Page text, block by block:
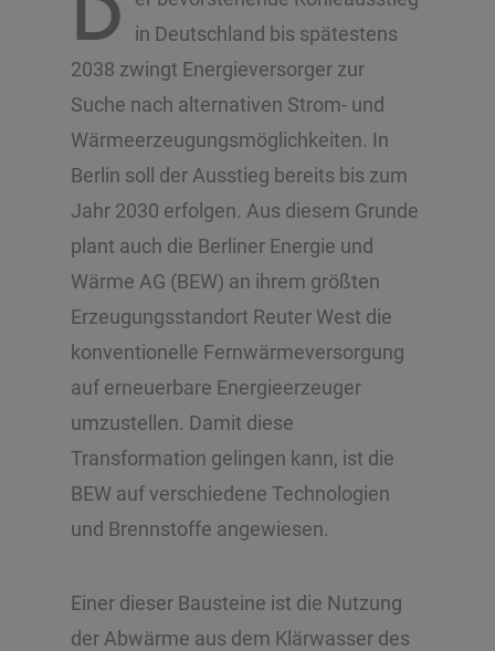
in Deutschland bis spätestens
2038 zwingt Energieversorger zur
Suche nach alternativen Strom- und
Wärmeerzeugungsmöglichkeiten. In
Berlin soll der Ausstieg bereits bis zum
Jahr 2030 erfolgen. Aus diesem Grunde
plant auch die Berliner Energie und
Wärme AG (BEW) an ihrem größten
Erzeugungsstandort Reuter West die
konventionelle Fernwärmeversorgung
auf erneuerbare Energieerzeuger
umzustellen. Damit diese
Transformation gelingen kann, ist die
BEW auf verschiedene Technologien
und Brennstoffe angewiesen.
Einer dieser Bausteine ist die Nutzung
der Abwärme aus dem Klärwasser des